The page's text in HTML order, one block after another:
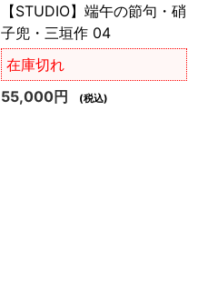
【STUDIO】端午の節句・硝
子兜・三垣作 04
在庫切れ
55,000円
(税込)